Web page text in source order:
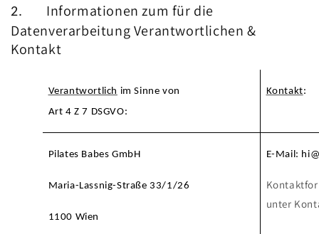
2.
Informationen zum für die
Datenverarbeitung Verantwortlichen &
Kontakt
Verantwortlich im Sinne von
Art 4 Z 7 DSGVO:
Kontakt:
Pilates Babes GmbH
Maria-Lassnig-Straße 33/1/26
1100 Wien
E-Mail:
unter